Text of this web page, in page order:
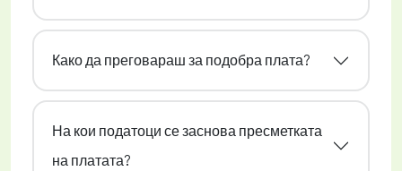
Како да преговараш за подобра плата?
На кои податоци се заснова пресметката
на платата?